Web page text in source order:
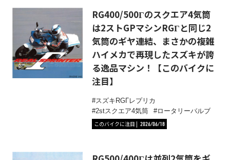
RG400/500Γのスクエア4気筒
は2ストGPマシンRGΓと同じ2
気筒のギヤ連結、まさかの複雑
ハイメカで再現したスズキが誇
る逸品マシン！【このバイクに
注目】
スズキRGΓレプリカ
2stスクエア4気筒
ロータリーバルブ
このバイクに注目
2026/06/18